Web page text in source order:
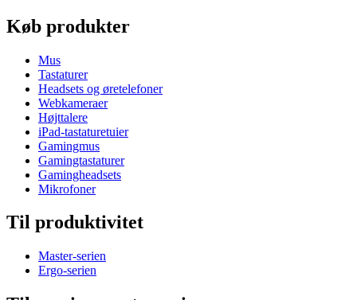
Køb produkter
Mus
Tastaturer
Headsets og øretelefoner
Webkameraer
Højttalere
iPad-tastaturetuier
Gamingmus
Gamingtastaturer
Gamingheadsets
Mikrofoner
Til produktivitet
Master-serien
Ergo-serien